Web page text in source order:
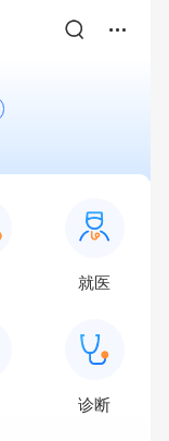
就医
诊断